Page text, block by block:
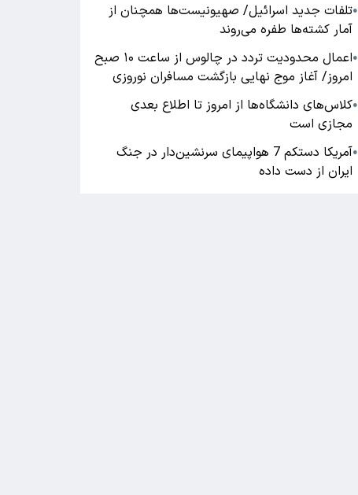
●تلفات جدید اسرائیل/ صهیونیست‌ها همچنان از
آمار کشته‌ها طفره می‌روند
●
اعمال محدودیت تردد در چالوس از ساعت ۱۰ صبح
امروز/ آغاز موج نهایی بازگشت مسافران نوروزی
●کلاس‌های دانشگاه‌ها از امروز تا اطلاع بعدی
مجازی است
●
آمریکا دستکم 7 هواپیمای سرنشین‌دار در جنگ
ایران از دست داده